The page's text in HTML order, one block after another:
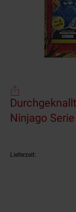
Ninjago
Lieferzeit: